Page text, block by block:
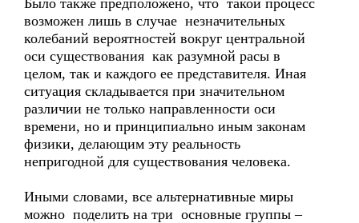
Было также предположено, что такой процесс
возможен лишь в случае незначительных
колебаний вероятностей вокруг центральной
оси существования как разумной расы в
целом, так и каждого ее представителя. Иная
ситуация складывается при значительном
различии не только направленности оси
времени, но и принципиально иным законам
физики, делающим эту реальность
непригодной для существования человека.
Иными словами, все альтернативные миры
можно поделить на три основные группы –